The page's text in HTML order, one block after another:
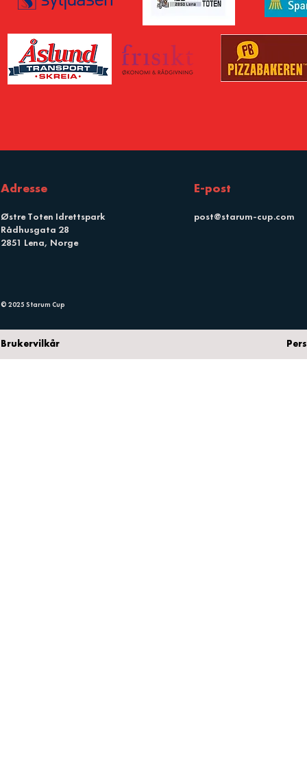
Adresse
Østre Toten Idrettspark
Rådhusgata 28
2851 Lena, Norge
© 2025 Starum Cup
E-post
post@starum-cup.com
Brukervilkår